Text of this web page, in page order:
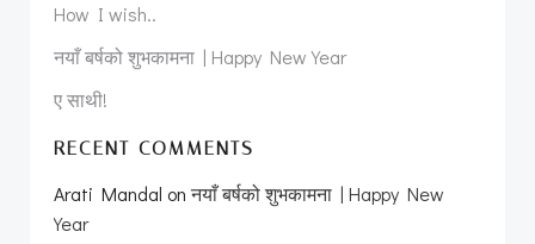
How I wish..
नयाँ बर्षको शुभकामना | Happy New Year
ए साथी!
RECENT COMMENTS
Arati Mandal onनयाँ बर्षको शुभकामना | Happy New
Year